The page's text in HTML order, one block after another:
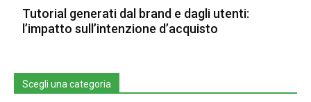
Tutorial generati dal brand e dagli utenti:
l’impatto sull’intenzione d’acquisto
Scegli una categoria